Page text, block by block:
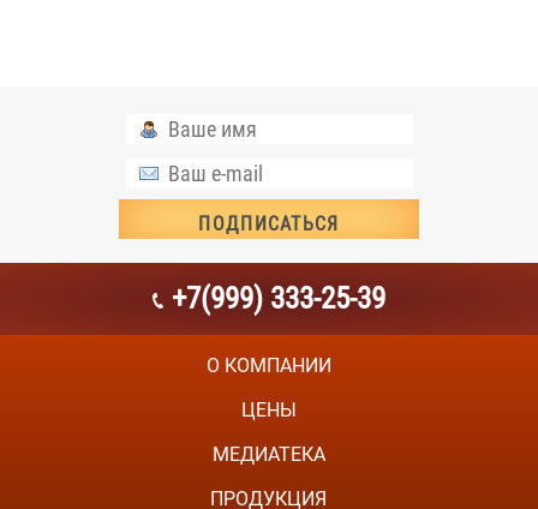
+7(999) 333-25-39
О КОМПАНИИ
ЦЕНЫ
МЕДИАТЕКА
ПРОДУКЦИЯ